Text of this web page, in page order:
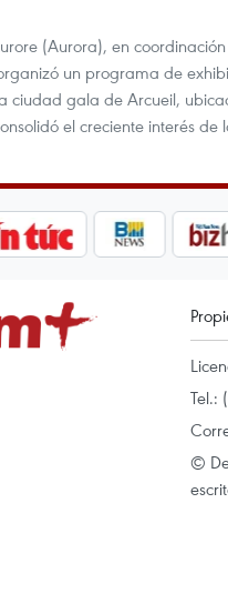
(Aurora), en
un programa de
ciudad gala de Arcueil,
el creciente interés
Tel.:
©